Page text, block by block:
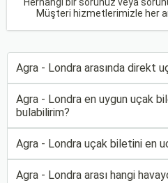
Müşteri hizmetlerimizle her
Agra - Londra arasında direkt
Agra - Londra en uygun uçak
bulabilirim?
Agra - Londra uçak biletini en
Agra - Londra arası hangi